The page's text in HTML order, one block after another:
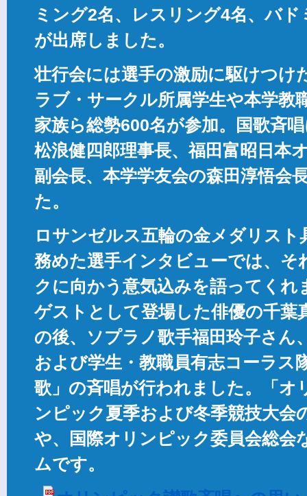
ミング2名、レスリング4名、バ
が出席しました。
壮行会には選手の激励に駆けつけ
ラブ・サークル所属学生や本学教
家族ら総勢600名が参加。国歌斉
松浪健四郎理事長、福田富昭日本
副会長、本学学友会の森田淳悟会
た。
ロサンゼルス五輪の金メダリスト
務めた選手インタビューでは、
クに向かう意気込みを語ってく
ゲストとして登場した俳優の千葉
の後、ソプラノ歌手福田玲子さん
および学生・教職員有志コーラス
歌」の斉唱が行われました。「オ
ンピック夏季および冬季競技大会
や、国際オリンピック委員会総会
ムです。